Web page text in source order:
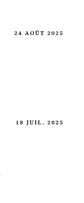
24 AOÛT 2025
18 JUIL. 2025